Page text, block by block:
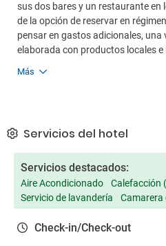
sus dos bares y un restaurante en
de la opción de reservar en
pensar en gastos adicionales,
elaborada con productos locales
Más
Servicios del hotel
Servicios destacados:
Aire Acondicionado
Calefacción
Servicio de lavandería
Camarera
Check-in/Check-out